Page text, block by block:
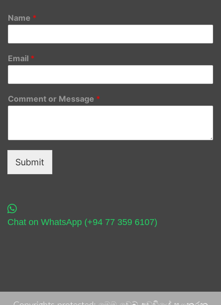
Name *
Email *
Comment or Message *
Submit
Chat on WhatsApp (+94 77 359 6107)